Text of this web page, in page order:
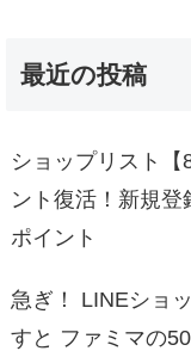
最近の投稿
ショップリスト【
ント復活！新規
ポイント
急ぎ！ LINEショ
すと ファミマの